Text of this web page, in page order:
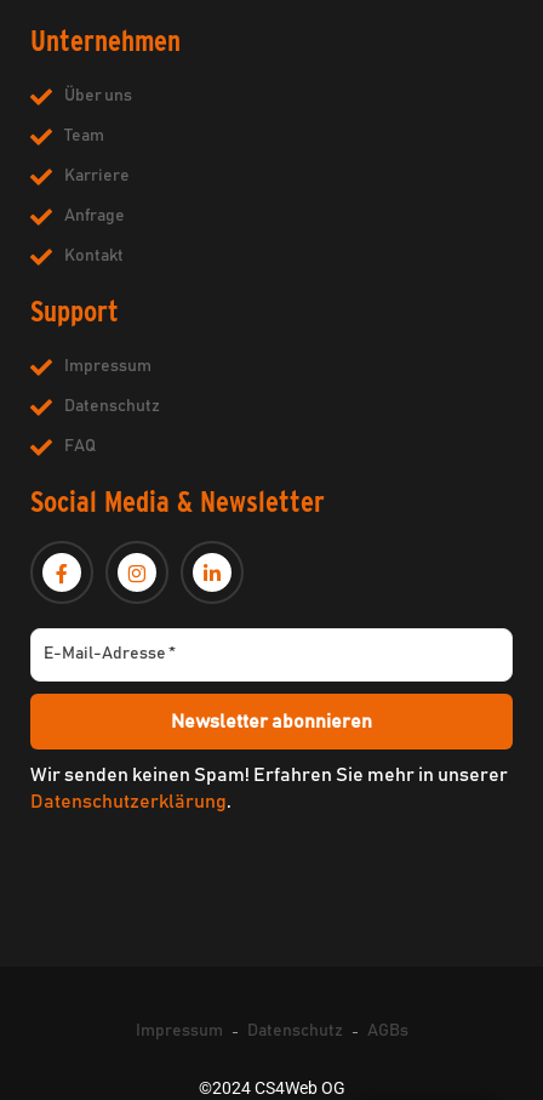
Unternehmen
Über uns
Team
Karriere
Anfrage
Kontakt
Support
Impressum
Datenschutz
FAQ
Social Media & Newsletter
Wir senden keinen Spam! Erfahren Sie mehr in unserer
Datenschutzerklärung.
Impressum Datenschutz AGBs
©2024 CS4Web OG